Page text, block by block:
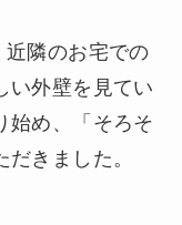
隣のお宅での
い外壁を見てい
始め、「そろそ
きました。